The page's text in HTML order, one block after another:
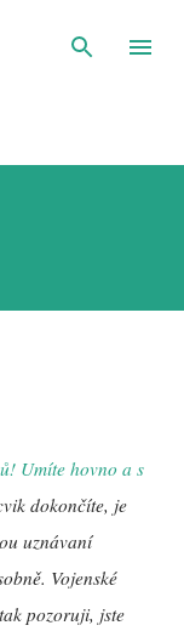
Umíte hovno a s
dokončíte, je
uznávaní
Vojenské
pozoruji, jste